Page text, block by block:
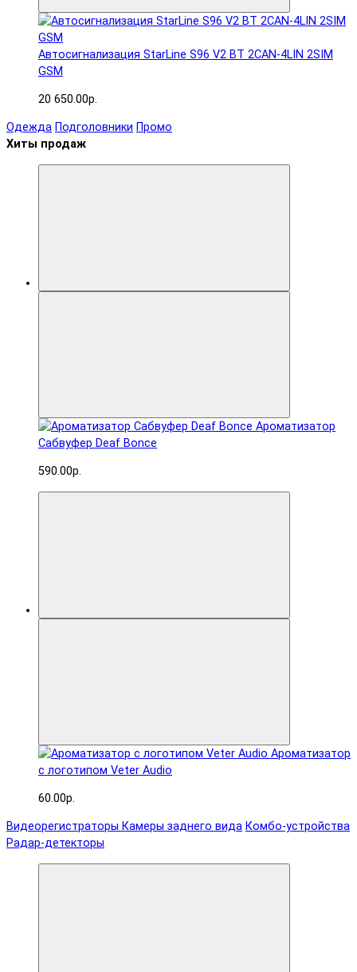
Автосигнализация StarLine S96 V2 BT 2CAN-4LIN 2SIM
GSM
20 650.00р.
Одежда Подголовники Промо
Хиты продаж
Ароматизатор
Сабвуфер Deaf Bonce
590.00р.
Ароматизатор
с логотипом Veter Audio
60.00р.
Видеорегистраторы Камеры заднего вида Комбо-устройства
Радар-детекторы